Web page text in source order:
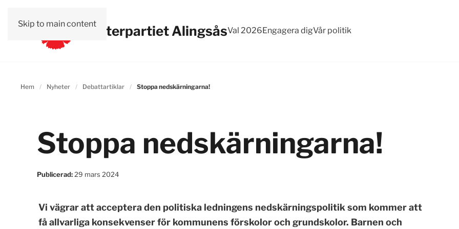
Skip to main contentVänsterpartiet AlingsåsVal 2026Engagera digVår politik
Hem Nyheter Debattartiklar Stoppa nedskärningarna!
Stoppa nedskärningarna!
Publicerad: 29 mars 2024
Vi vägrar att acceptera den politiska ledningens nedskärningspolitik som kommer att
få allvarliga konsekvenser för kommunens förskolor och grundskolor. Barnen och